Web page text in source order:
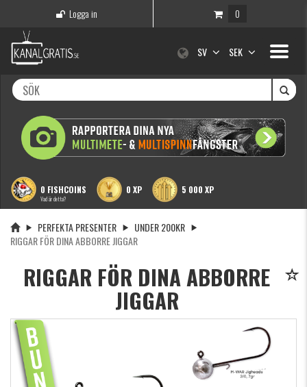
Logga in 0
Toggle
SV SEK
0 FISHCOINS
Vad är detta?
0 XP 5 000 XP
PERFEKTA PRESENTER
UNDER 200KR
RIGGAR FÖR DINA ABBORRE JIGGAR
RIGGAR FÖR DINA ABBORRE
JIGGAR